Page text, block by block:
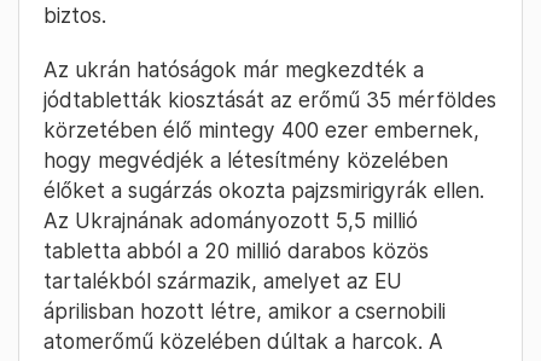
biztos.
Az ukrán hatóságok már megkezdték a
jódtabletták kiosztását az erőmű 35 mérföldes
körzetében élő mintegy 400 ezer embernek,
hogy megvédjék a létesítmény közelében
élőket a sugárzás okozta pajzsmirigyrák ellen.
Az Ukrajnának adományozott 5,5 millió
tabletta abból a 20 millió darabos közös
tartalékból származik, amelyet az EU
áprilisban hozott létre, amikor a csernobili
atomerőmű közelében dúltak a harcok. A